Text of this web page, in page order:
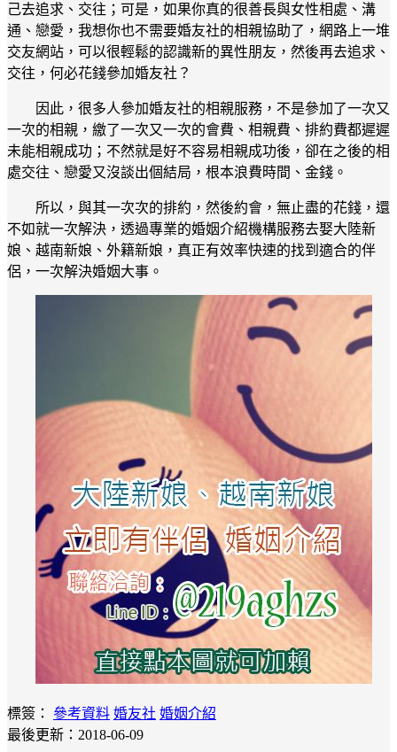
己去追求、交往；可是，如果你真的很善長與女性相處、溝
通、戀愛，我想你也不需要婚友社的相親協助了，網路上一堆
交友網站，可以很輕鬆的認識新的異性朋友，然後再去追求、
交往，何必花錢參加婚友社？
因此，很多人參加婚友社的相親服務，不是參加了一次又
一次的相親，繳了一次又一次的會費、相親費、排約費都遲遲
未能相親成功；不然就是好不容易相親成功後，卻在之後的相
處交往、戀愛又沒談出個結局，根本浪費時間、金錢。
所以，與其一次次的排約，然後約會，無止盡的花錢，還
不如就一次解決，透過專業的婚姻介紹機構服務去娶大陸新
娘、越南新娘、外籍新娘，真正有效率快速的找到適合的伴
侶，一次解決婚姻大事。
標簽： 參考資料 婚友社 婚姻介紹
最後更新：2018-06-09